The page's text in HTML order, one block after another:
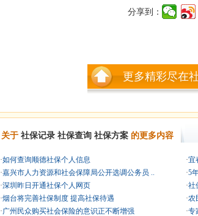
分享到：
更多精彩尽在
关于 社保记录 社保查询 社保方案 的更多内容
·如何查询顺德社保个人信息
·嘉兴市人力资源和社会保障局公开选调公务员 ..
·深圳昨日开通社保个人网页
·烟台将完善社保制度 提高社保待遇
·广州民众购买社会保险的意识正不断增强
·宜
·5
·社
·农
·专